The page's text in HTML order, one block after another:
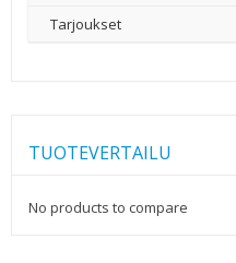
Tarjoukset
TUOTEVERTAILU
No products to compare